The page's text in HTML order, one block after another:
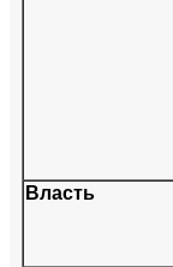
Власть